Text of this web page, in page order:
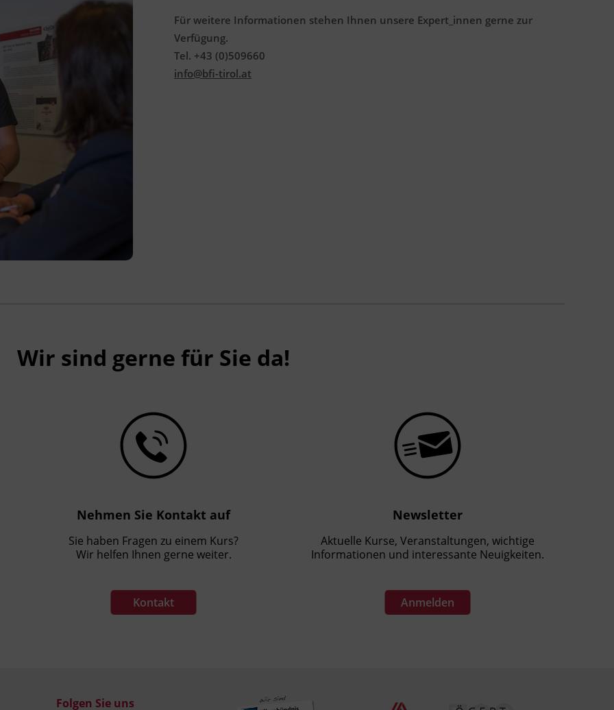
Für weitere Informationen stehen Ihnen unsere Expert_innen gerne zur
Verfügung.
Tel. +43 (0)509660
info@bfi-tirol.at
Wir sind gerne für Sie da!
Nehmen Sie Kontakt auf
Sie haben Fragen zu einem Kurs?
Wir helfen Ihnen gerne weiter.
Kontakt
Newsletter
Aktuelle Kurse, Veranstaltungen, wichtige
Informationen und interessante Neuigkeiten.
Anmelden
Folgen Sie uns